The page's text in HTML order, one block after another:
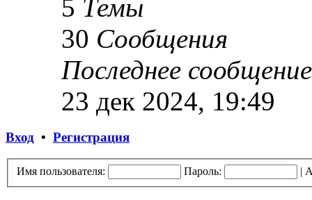
5 Темы
30 Сообщения
Последнее сообщение
23 дек 2024, 19:49
Вход • Регистрация
Имя пользователя: Пароль: |